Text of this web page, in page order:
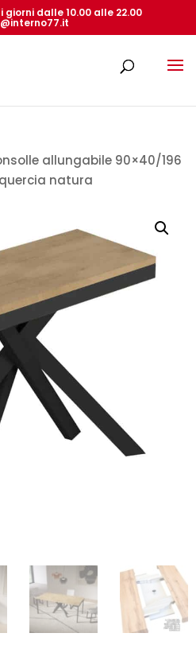
dalle 10.00 alle 22.00
allungabile 90×40/196
natura